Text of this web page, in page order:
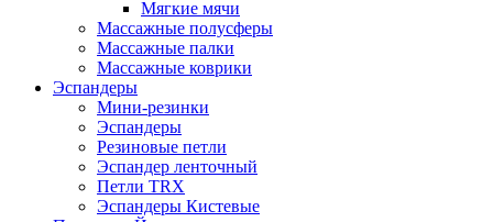
Мягкие мячи
Массажные полусферы
Массажные палки
Массажные коврики
Эспандеры
Мини-резинки
Эспандеры
Резиновые петли
Эспандер ленточный
Петли TRX
Эспандеры Кистевые